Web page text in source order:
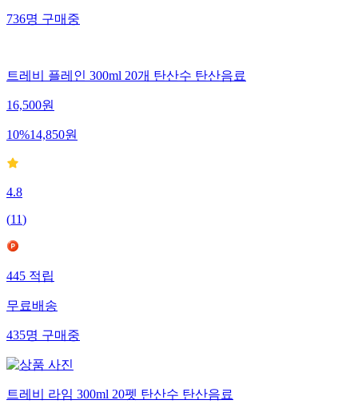
736명 구매중
트레비 플레인 300ml 20개 탄산수 탄산음료
16,500원
10%14,850원
4.8
(11)
445 적립
무료배송
435명 구매중
트레비 라임 300ml 20펫 탄산수 탄산음료